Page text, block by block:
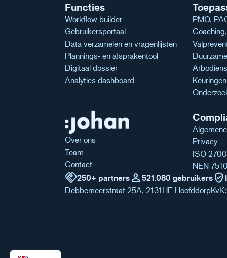
Functies
Workflow builder
Gebruikersportaal
Data verzamelen en vragenlijsten
Plannings- en afsprakentool
Digitaal dossier
Analytics dashboard
PMO,
Over ons
Team
Contact
Privacy
ISO
NEN
handshake250+ partners person 521.080 gebruikers verified_user
Debbemeerstraat 25A, 2131HE Hoofddorp